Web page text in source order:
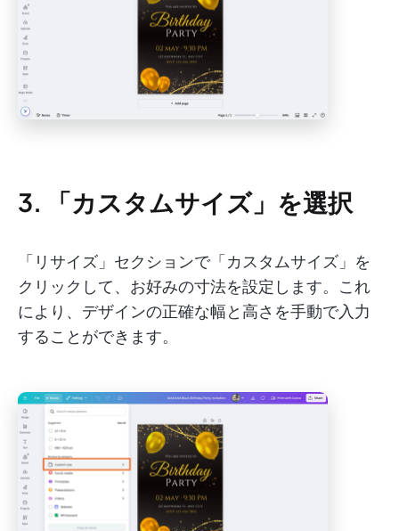
3. 「カスタムサイズ」を選択
「リサイズ」セクションで「カスタムサイズ」を
クリックして、お好みの寸法を設定します。これ
により、デザインの正確な幅と高さを手動で入力
することができます。